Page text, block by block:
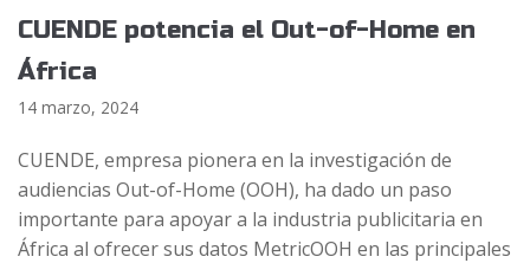
CUENDE potencia el Out-of-Home en
África
14 marzo, 2024
CUENDE, empresa pionera en la investigación de
audiencias Out-of-Home (OOH), ha dado un paso
importante para apoyar a la industria publicitaria en
África al ofrecer sus datos MetricOOH en las principales